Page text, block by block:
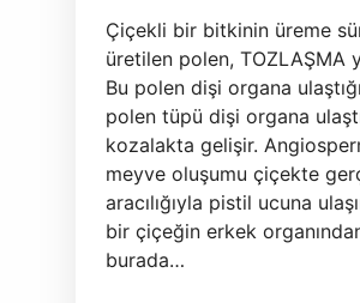
Çiçekli bir bitkinin üreme
üretilen polen, TOZLAŞMA
Bu polen dişi organa
polen tüpü dişi organa
kozalakta gelişir.
meyve oluşumu çiçekte
aracılığıyla pistil ucuna
bir çiçeğin erkek
burada…